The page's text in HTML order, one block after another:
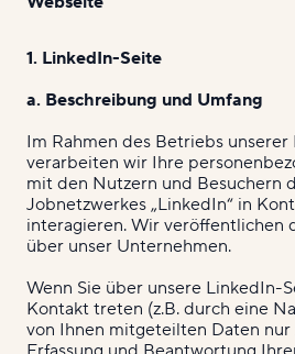
1. LinkedIn-Seite
a. Beschreibung und Umfang
Im Rahmen des Betriebs
verarbeiten wir Ihre
mit den Nutzern und Besuchern
Jobnetzwerkes „LinkedIn“ in
interagieren. Wir veröffentlichen
über unser Unternehmen.
Wenn Sie über unsere LinkedIn-
Kontakt treten (z.B. durch eine
von Ihnen mitgeteilten Daten nur